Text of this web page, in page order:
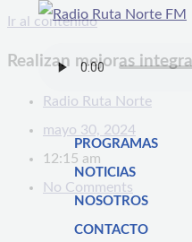
Ir al contenido
PROGRAMAS
NOTICIAS
NOSOTROS
CONTACTO
Realizan mejoras
Radio Ruta Norte
mayo 30, 2024
12:15 am
No Comments